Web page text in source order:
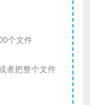
个文件
者把整个文件